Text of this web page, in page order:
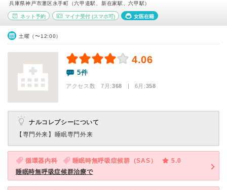
兵庫県神戸市灘区永手町（六甲道駅、新在家駅、六甲駅）
ネット予約 マイナ受付(スマホ可) 女医在籍
土曜（〜12:00）
4.06
5件
アクセス数 7月:368 | 6月:358
ナルコレプシーについて
【専門外来】 睡眠専門外来
循環器内科 睡眠時無呼吸症候群（SAS）
5.0
睡眠時無呼吸症候群治療で